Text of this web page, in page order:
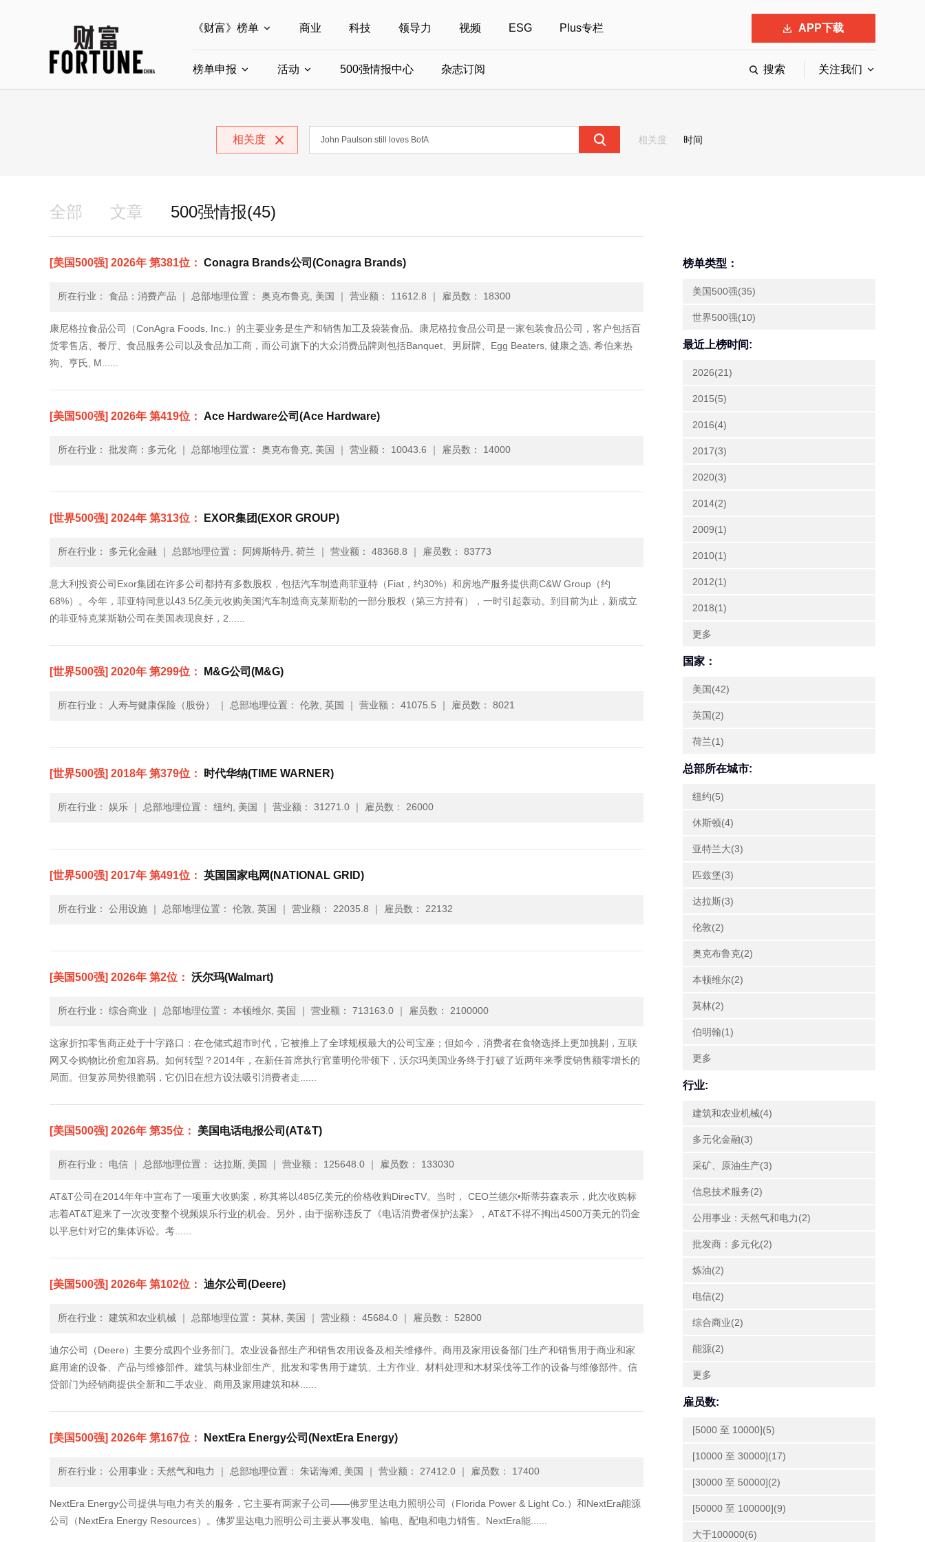
《财富》榜单
全部榜单
中国最具影响力商界女性
商业 科技 领导力 视频 ESG Plus专栏 APP下载
榜单申报
中国ESG影响力榜申报 中国40位40岁以下的商界精英申报 中国最具社会影响力的创业公司申报
活动
财富MPW女性峰会 财富世界500强峰会 财富40U40创想会
500强情报中心 杂志订阅 搜索 关注我们
相关度 相关度 时间
全部 文章 500强情报(45)
[美国500强] 2026年 第381位： Conagra Brands公司(Conagra Brands)
所在行业： 食品：消费产品 ｜ 总部地理位置： 奥克布鲁克, 美国 ｜ 营业额： 11612.8 ｜ 雇员数： 18300
康尼格拉食品公司（ConAgra Foods, Inc.）的主要业务是生产和销售加工及袋装食品。康尼格拉食品公司是一家包装食品公司，客户包括百
货零售店、餐厅、食品服务公司以及食品加工商，而公司旗下的大众消费品牌则包括Banquet、男厨牌、Egg Beaters, 健康之选, 希伯来热
狗、亨氏, M......
[美国500强] 2026年 第419位： Ace Hardware公司(Ace Hardware)
所在行业： 批发商：多元化 ｜ 总部地理位置： 奥克布鲁克, 美国 ｜ 营业额： 10043.6 ｜ 雇员数： 14000
[世界500强] 2024年 第313位： EXOR集团(EXOR GROUP)
所在行业： 多元化金融 ｜ 总部地理位置： 阿姆斯特丹, 荷兰 ｜ 营业额： 48368.8 ｜ 雇员数： 83773
意大利投资公司Exor集团在许多公司都持有多数股权，包括汽车制造商菲亚特（Fiat，约30%）和房地产服务提供商C&W Group（约
68%）。今年，菲亚特同意以43.5亿美元收购美国汽车制造商克莱斯勒的一部分股权（第三方持有），一时引起轰动。到目前为止，新成立
的菲亚特克莱斯勒公司在美国表现良好，2......
[世界500强] 2020年 第299位： M&G公司(M&G)
所在行业： 人寿与健康保险（股份） ｜ 总部地理位置： 伦敦, 英国 ｜ 营业额： 41075.5 ｜ 雇员数： 8021
[世界500强] 2018年 第379位： 时代华纳(TIME WARNER)
所在行业： 娱乐 ｜ 总部地理位置： 纽约, 美国 ｜ 营业额： 31271.0 ｜ 雇员数： 26000
[世界500强] 2017年 第491位： 英国国家电网(NATIONAL GRID)
所在行业： 公用设施 ｜ 总部地理位置： 伦敦, 英国 ｜ 营业额： 22035.8 ｜ 雇员数： 22132
[美国500强] 2026年 第2位： 沃尔玛(Walmart)
所在行业： 综合商业 ｜ 总部地理位置： 本顿维尔, 美国 ｜ 营业额： 713163.0 ｜ 雇员数： 2100000
这家折扣零售商正处于十字路口：在仓储式超市时代，它被推上了全球规模最大的公司宝座；但如今，消费者在食物选择上更加挑剔，互联
网又令购物比价愈加容易。如何转型？2014年，在新任首席执行官董明伦带领下，沃尔玛美国业务终于打破了近两年来季度销售额零增长的
局面。但复苏局势很脆弱，它仍旧在想方设法吸引消费者走......
[美国500强] 2026年 第35位： 美国电话电报公司(AT&T)
所在行业： 电信 ｜ 总部地理位置： 达拉斯, 美国 ｜ 营业额： 125648.0 ｜ 雇员数： 133030
AT&T公司在2014年年中宣布了一项重大收购案，称其将以485亿美元的价格收购DirecTV。当时， CEO兰德尔•斯蒂芬森表示，此次收购标
志着AT&T迎来了一次改变整个视频娱乐行业的机会。另外，由于据称违反了《电话消费者保护法案》，AT&T不得不掏出4500万美元的罚金
以平息针对它的集体诉讼。考......
[美国500强] 2026年 第102位： 迪尔公司(Deere)
所在行业： 建筑和农业机械 ｜ 总部地理位置： 莫林, 美国 ｜ 营业额： 45684.0 ｜ 雇员数： 52800
迪尔公司（Deere）主要分成四个业务部门。农业设备部生产和销售农用设备及相关维修件。商用及家用设备部门生产和销售用于商业和家
庭用途的设备、产品与维修部件。建筑与林业部生产、批发和零售用于建筑、土方作业、材料处理和木材采伐等工作的设备与维修部件。信
贷部门为经销商提供全新和二手农业、商用及家用建筑和林......
[美国500强] 2026年 第167位： NextEra Energy公司(NextEra Energy)
所在行业： 公用事业：天然气和电力 ｜ 总部地理位置： 朱诺海滩, 美国 ｜ 营业额： 27412.0 ｜ 雇员数： 17400
NextEra Energy公司提供与电力有关的服务，它主要有两家子公司——佛罗里达电力照明公司（Florida Power & Light Co.）和NextEra能源
公司（NextEra Energy Resources）。佛罗里达电力照明公司主要从事发电、输电、配电和电力销售。NextEra能......
榜单类型：
美国500强(35)
世界500强(10)
最近上榜时间:
2026(21)
2015(5)
2016(4)
2017(3)
2020(3)
2014(2)
2009(1)
2010(1)
2012(1)
2018(1)
更多
国家：
美国(42)
英国(2)
荷兰(1)
总部所在城市:
纽约(5)
休斯顿(4)
亚特兰大(3)
匹兹堡(3)
达拉斯(3)
伦敦(2)
奥克布鲁克(2)
本顿维尔(2)
莫林(2)
伯明翰(1)
更多
行业:
建筑和农业机械(4)
多元化金融(3)
采矿、原油生产(3)
信息技术服务(2)
公用事业：天然气和电力(2)
批发商：多元化(2)
炼油(2)
电信(2)
综合商业(2)
能源(2)
更多
雇员数:
[5000 至 10000](5)
[10000 至 30000](17)
[30000 至 50000](2)
[50000 至 100000](9)
大于100000(6)